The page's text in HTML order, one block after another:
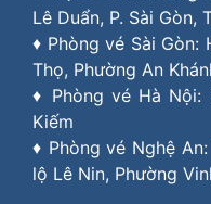
Lê Duẩn, P. Sài Gòn,
♦ Phòng vé Sài Gòn:
Thọ, Phường An
♦ Phòng vé Hà Nội:
Kiếm
♦ Phòng vé Nghệ
lộ Lê Nin, Phường